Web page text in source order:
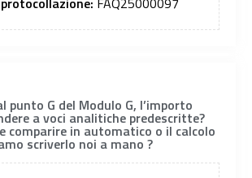
punto G del Modulo G, l’importo
a voci analitiche predescritte?
comparire in automatico o il calcolo
scriverlo noi a mano ?